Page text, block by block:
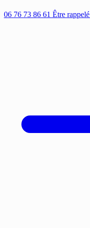
06 76 73 86 61 Être rappelé